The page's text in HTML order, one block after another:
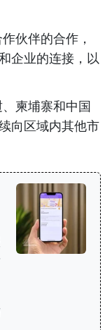
伙伴的合作，
企业的连接，以
柬埔寨和中国
向区域内其他市